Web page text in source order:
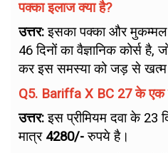
पक्का इलाज क्या है?
उत्तर:इसका पक्का और
46 दिनों का वैज्ञानिक कोर्स है,
कर इस समस्या को जड़ से खत्म
Q5. Bariffa X BC 27 के एक
उत्तर:इस प्रीमियम दवा के 23
मात्र ₹4280/-रुपये है।